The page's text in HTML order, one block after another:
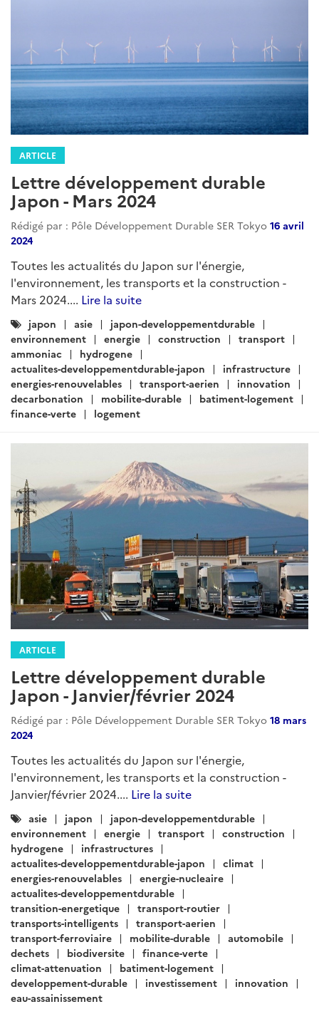
ARTICLE
Lettre développement durable
Japon - Mars 2024
Rédigé par : Pôle Développement Durable SER Tokyo 16 avril
2024
Toutes les actualités du Japon sur l'énergie,
l'environnement, les transports et la construction -
Mars 2024.... Lire la suite
Catégories
:
japon asie
japon-developpementdurable
environnement
energie construction
transport
ammoniac
hydrogene
actualites-developpementdurable-japon
infrastructure
energies-renouvelables
transport-aerien
innovation
decarbonation
mobilite-durable
batiment-logement
finance-verte
logement
ARTICLE
Lettre développement durable
Japon - Janvier/février 2024
Rédigé par : Pôle Développement Durable SER Tokyo 18 mars
2024
Toutes les actualités du Japon sur l'énergie,
l'environnement, les transports et la construction -
Janvier/février 2024.... Lire la suite
Catégories
:
asie japon
japon-developpementdurable
environnement
energie transport
construction
hydrogene
infrastructures
actualites-developpementdurable-japon
climat
energies-renouvelables
energie-nucleaire
actualites-developpementdurable
transition-energetique
transport-routier
transports-intelligents
transport-aerien
transport-ferroviaire
mobilite-durable
automobile
dechets
biodiversite
finance-verte
climat-attenuation
batiment-logement
developpement-durable
investissement
innovation
eau-assainissement